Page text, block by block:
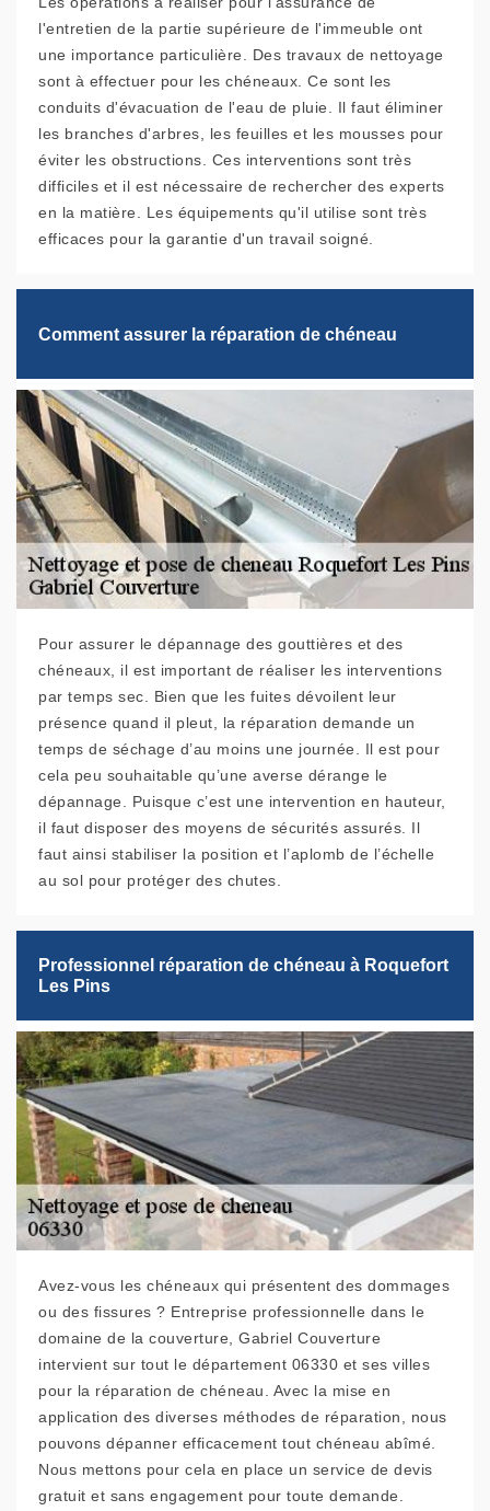
l'entretien de la partie supérieure de l'immeuble ont
une importance particulière. Des travaux de nettoyage
sont à effectuer pour les chéneaux. Ce sont les
conduits d'évacuation de l'eau de pluie. Il faut éliminer
les branches d'arbres, les feuilles et les mousses pour
éviter les obstructions. Ces interventions sont très
difficiles et il est nécessaire de rechercher des experts
en la matière. Les équipements qu'il utilise sont très
efficaces pour la garantie d'un travail soigné.
Comment assurer la réparation de chéneau
Pour assurer le dépannage des gouttières et des
chéneaux, il est important de réaliser les interventions
par temps sec. Bien que les fuites dévoilent leur
présence quand il pleut, la réparation demande un
temps de séchage d’au moins une journée. Il est pour
cela peu souhaitable qu’une averse dérange le
dépannage. Puisque c’est une intervention en hauteur,
il faut disposer des moyens de sécurités assurés. Il
faut ainsi stabiliser la position et l’aplomb de l’échelle
au sol pour protéger des chutes.
Professionnel réparation de chéneau à Roquefort
Les Pins
Avez-vous les chéneaux qui présentent des dommages
ou des fissures ? Entreprise professionnelle dans le
domaine de la couverture, Gabriel Couverture
intervient sur tout le département 06330 et ses villes
pour la réparation de chéneau. Avec la mise en
application des diverses méthodes de réparation, nous
pouvons dépanner efficacement tout chéneau abîmé.
Nous mettons pour cela en place un service de devis
gratuit et sans engagement pour toute demande.